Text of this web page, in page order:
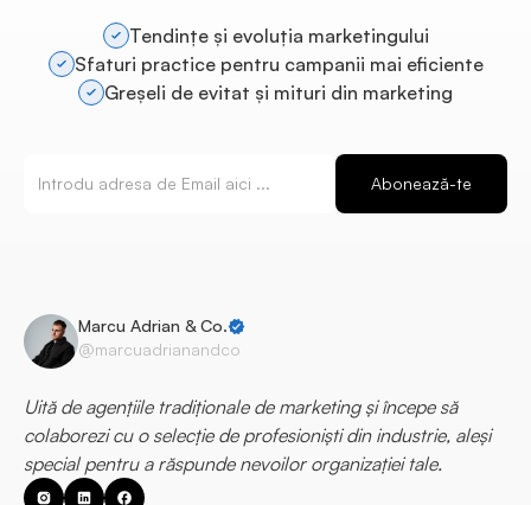
Tendințe și evoluția marketingului
Sfaturi practice pentru campanii mai eficiente
Greșeli de evitat și mituri din marketing
Marcu Adrian & Co.
@marcuadrianandco
Uită de agențiile tradiționale de marketing și începe să
colaborezi cu o selecție de profesioniști din industrie, aleși
special pentru a răspunde nevoilor organizației tale.